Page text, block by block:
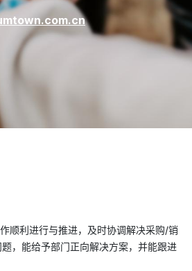
顺利进行与推进，及时协调解决采购/销
，能给予部门正向解决方案，并能跟进